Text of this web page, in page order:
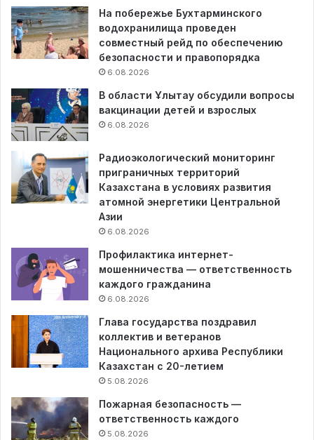
На побережье Бухтарминского
водохранилища проведен
совместный рейд по обеспечению
безопасности и правопорядка
6.08.2026
В области Ұлытау обсудили вопросы
вакцинации детей и взрослых
6.08.2026
Радиоэкологический мониторинг
приграничных территорий
Казахстана в условиях развития
атомной энергетики Центральной
Азии
6.08.2026
Профилактика интернет-
мошенничества — ответственность
каждого гражданина
6.08.2026
Глава государства поздравил
коллектив и ветеранов
Национального архива Республики
Казахстан с 20-летием
5.08.2026
Пожарная безопасность —
ответственность каждого
5.08.2026